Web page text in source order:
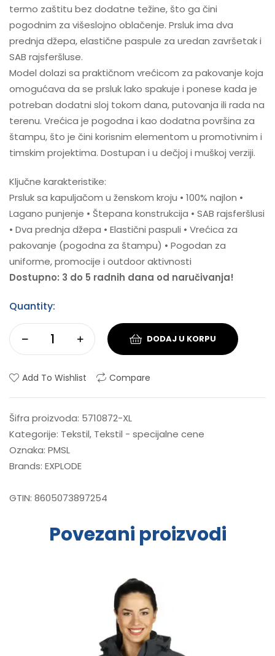
termo zaštitu bez dodatne težine, što ga čini
pogodnim za višeslojno oblačenje. Prsluk ima dva
prednja džepa, elastične paspule za uredan završetak i
SAB rajsferšluse.
Model dolazi sa praktičnom vrećicom za pakovanje koja
omogućava da se prsluk lako spakuje i ponese kada je
potreban dodatni sloj tokom dana, putovanja ili rada na
terenu. Vrećica je pogodna i kao dodatna površina za
štampu, što je čini korisnim elementom u promotivnim i
timskim projektima. Dostupan i u dečjoj i muškoj verziji.
Ključne karakteristike:
Prsluk sa kapuljačom u ženskom kroju • 100% najlon •
Lagano punjenje • Štepana konstrukcija • SAB rajsferšlusi
• Dva prednja džepa • Elastični paspuli • Vrećica za
pakovanje (pogodna za štampu) • Pogodan za
uniforme, promocije i outdoor aktivnosti
Dostupno: 3 do 5 radnih dana od naručivanja!
Quantity:
DODAJ U KORPU
Add To Wishlist Compare
Šifra proizvoda: 5710872-XL
Kategorije: Tekstil, Tekstil - specijalne cene
Oznaka: PMSL
Brands: EXPLODE
GTIN: 8605073897254
Povezani proizvodi